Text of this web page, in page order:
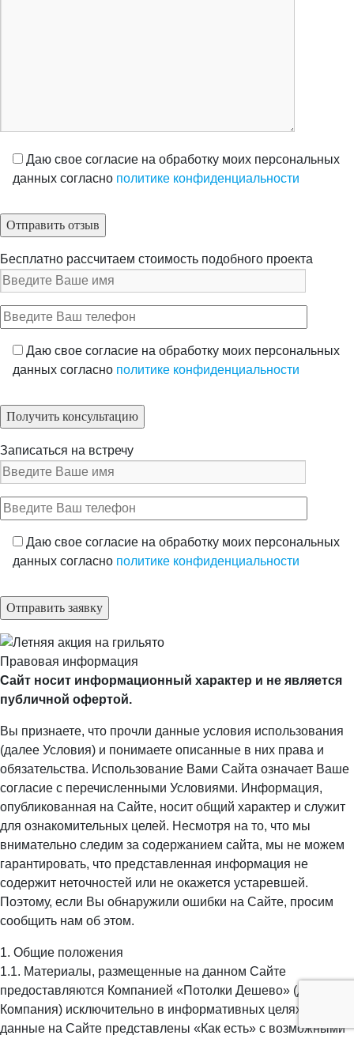
Даю свое согласие на обработку моих персональных
данных согласно политике конфиденциальности
Бесплатно рассчитаем стоимость подобного проекта
Даю свое согласие на обработку моих персональных
данных согласно политике конфиденциальности
Записаться на встречу
Даю свое согласие на обработку моих персональных
данных согласно политике конфиденциальности
Правовая информация
Сайт носит информационный характер и не является
публичной офертой.
Вы признаете, что прочли данные условия использования
(далее Условия) и понимаете описанные в них права и
обязательства. Использование Вами Сайта означает Ваше
согласие с перечисленными Условиями. Информация,
опубликованная на Сайте, носит общий характер и служит
для ознакомительных целей. Несмотря на то, что мы
внимательно следим за содержанием сайта, мы не можем
гарантировать, что представленная информация не
содержит неточностей или не окажется устаревшей.
Поэтому, если Вы обнаружили ошибки на Сайте, просим
сообщить нам об этом.
1. Общие положения
1.1. Материалы, размещенные на данном Сайте
предоставляются Компанией «Потолки Дешево» (далее
Компания) исключительно в информативных целях. Все
данные на Сайте представлены «Как есть» с возможными